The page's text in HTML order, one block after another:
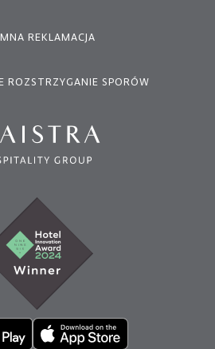
REKLAMACJA
ROZSTRZYGANIE SPORÓW